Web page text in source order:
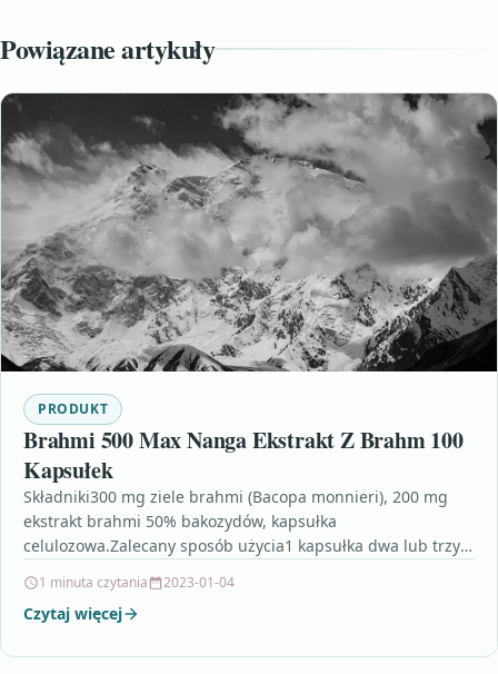
Powiązane artykuły
PRODUKT
Brahmi 500 Max Nanga Ekstrakt Z Brahm 100
Kapsułek
Składniki300 mg ziele brahmi (Bacopa monnieri), 200 mg
ekstrakt brahmi 50% bakozydów, kapsułka
celulozowa.Zalecany sposób użycia1 kapsułka dwa lub trzy
1 minuta czytania 2023-01-04
Czytaj więcej